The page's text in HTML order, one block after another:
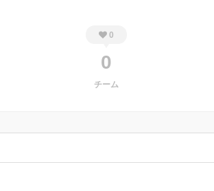
0
0
チーム